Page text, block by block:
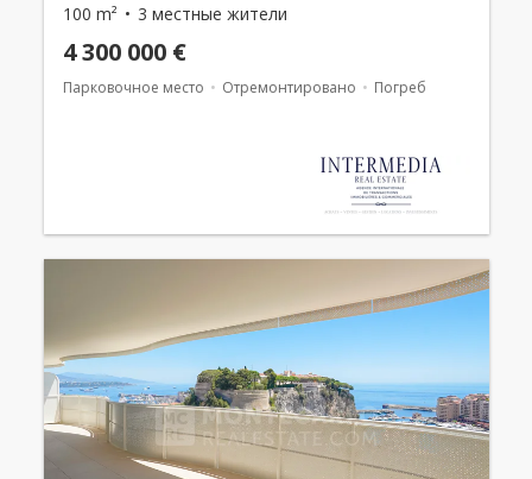
100 m² 3 местные жители
4 300 000 €
Парковочное место Отремонтировано Погреб